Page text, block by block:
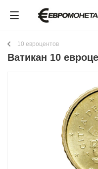
10 евроцентов
Ватикан 10